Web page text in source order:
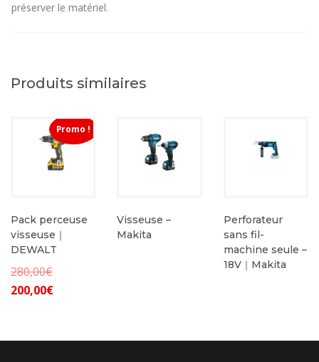
préserver le matériel.
Produits similaires
Promo !
Pack perceuse
visseuse｜
DEWALT
280,00€
280,00€.
200,00€Le
est :
Visseuse –
Makita
Perforateur
sans fil-
machine seule –
18V｜Makita